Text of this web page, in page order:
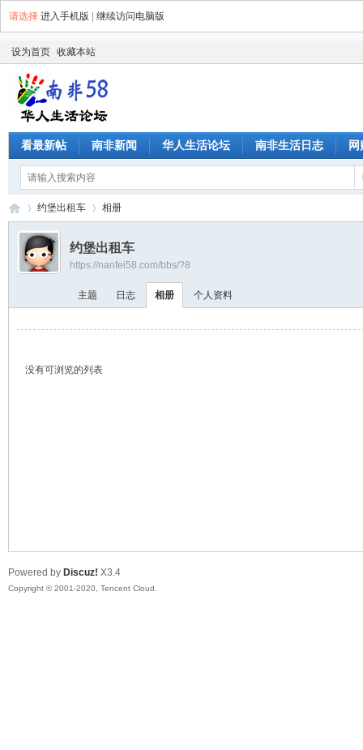
请选择 进入手机版 继续访问电脑版
设为首页 收藏本站
看最新帖 南非新闻 华人生活论坛 南非生活日志 网
›
约堡出租车 相册
约堡出租车
https://nanfei58.com/bbs/?8
主题 日志 相册 个人资料
没有可浏览的列表
Powered by Discuz! X3.4
Copyright © 2001-2020, Tencent Cloud.